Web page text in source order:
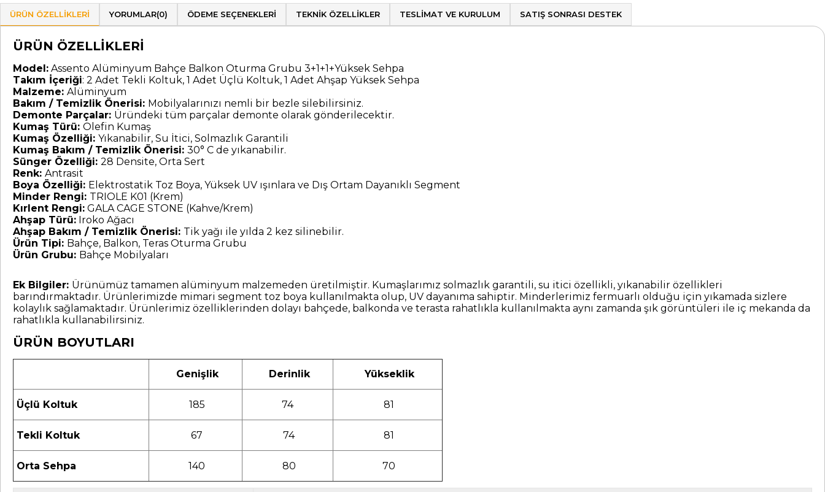
ÜRÜN ÖZELLIKLERI YORUMLAR(0) ÖDEME SEÇENEKLERI TEKNIK ÖZELLIKLER TESLIMAT VE KURULUM SATIŞ SONRASI DESTEK
ÜRÜN ÖZELLİKLERİ
Model: Assento Alüminyum Bahçe Balkon Oturma Grubu 3+1+1+Yüksek Sehpa
Takım İçeriği: 2 Adet Tekli Koltuk, 1 Adet Üçlü Koltuk, 1 Adet Ahşap Yüksek Sehpa
Malzeme: Alüminyum
Bakım / Temizlik Önerisi: Mobilyalarınızı nemli bir bezle silebilirsiniz.
Demonte Parçalar: Üründeki tüm parçalar demonte olarak gönderilecektir.
Kumaş Türü: Olefin Kumaş
Kumaş Özelliği: Yıkanabilir, Su İtici, Solmazlık Garantili
Kumaş Bakım / Temizlik Önerisi: 30° C de yıkanabilir.
Sünger Özelliği: 28 Densite, Orta Sert
Renk: Antrasit
Boya Özelliği: Elektrostatik Toz Boya, Yüksek UV ışınlara ve Dış Ortam Dayanıklı Segment
Minder Rengi: TRIOLE K01 (Krem)
Kırlent Rengi: GALA CAGE STONE (Kahve/Krem)
Ahşap Türü: Iroko Ağacı
Ahşap Bakım / Temizlik Önerisi: Tik yağı ile yılda 2 kez silinebilir.
Ürün Tipi: Bahçe, Balkon, Teras Oturma Grubu
Ürün Grubu: Bahçe Mobilyaları
Ek Bilgiler: Ürünümüz tamamen alüminyum malzemeden üretilmiştir. Kumaşlarımız solmazlık garantili, su itici özellikli, yıkanabilir özellikleri
barındırmaktadır. Ürünlerimizde mimari segment toz boya kullanılmakta olup, UV dayanıma sahiptir. Minderlerimiz fermuarlı olduğu için yıkamada sizlere
kolaylık sağlamaktadır. Ürünlerimiz özelliklerinden dolayı bahçede, balkonda ve terasta rahatlıkla kullanılmakta aynı zamanda şık görüntüleri ile iç mekanda da
rahatlıkla kullanabilirsiniz.
ÜRÜN BOYUTLARI
Genişlik Derinlik Yükseklik
Üçlü Koltuk 185 74 81
Tekli Koltuk 67 74 81
Orta Sehpa 140 80 70